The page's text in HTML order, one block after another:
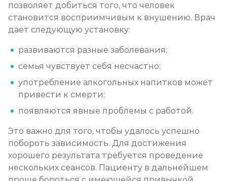
Кодирование СИТ
от 6 000 ₽
Вшивание Торпедо
от 5 000 ₽ Записаться
позволяет добиться того, что человек
становится восприимчивым к внушению. Врач
дает следующую установку:
развиваются разные заболевания;
семья чувствует себя несчастно;
употребление алкогольных напитков может
привести к смерти;
появляются явные проблемы с работой.
Это важно для того, чтобы удалось успешно
побороть зависимость. Для достижения
хорошего результата требуется проведение
нескольких сеансов. Пациенту в дальнейшем